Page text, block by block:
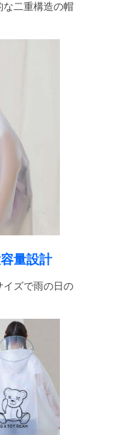
な二重構造の帽
量設計
イズで雨の日の